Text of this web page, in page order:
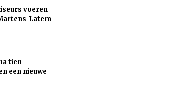
voeren
Latem
tien
een nieuwe